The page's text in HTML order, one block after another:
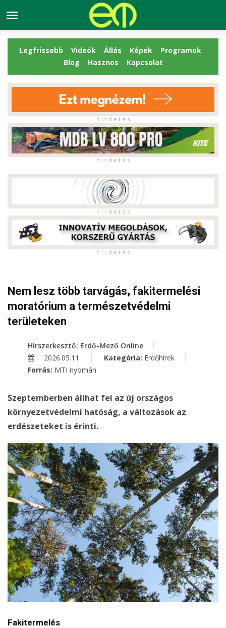
Legfrissebb Videók Állás Képek
Programok
Blog
Hasznos Kapcsolat
h i r d e t é s
h i r d e t é s
h i r d e t é s
h i r d e t é s
Nem lesz több tarvágás, fakitermelési
moratórium a természetvédelmi
területeken
Hírszerkesztő: Erdő-Mező Online
2026.05.11.
Kategória: Erdőhírek
Forrás: MTI nyomán
Szeptemberben állhat fel az új országos
környezetvédelmi hatóság, a változások az
erdészeteket is érinti.
Fakitermelés